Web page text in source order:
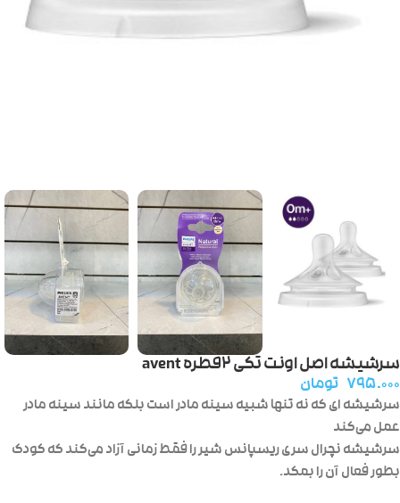
سرشیشه اصل اونت تکی ۲قطره avent
۷۹۵.۰۰۰ تومان
سرشیشه ای که نه تنها شبیه سینه مادر است بلکه مانند سینه مادر
عمل می‌کند
سرشیشه‌ نچرال سری ریسپانس شیر را فقط زمانی آزاد می‌کند که کودک
بطور فعال آن را بمکد.